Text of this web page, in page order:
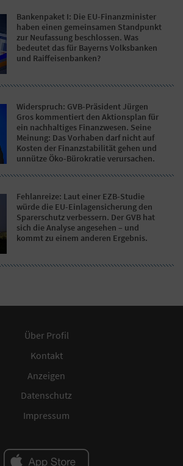
Bankenpaket I: Die EU-Finanzminister
haben einen gemeinsamen Standpunkt
zur Neufassung beschlossen. Was
bedeutet das für Bayerns Volksbanken
und Raiffeisenbanken?
Widerspruch: GVB-Präsident Jürgen
Gros kommentiert den Aktionsplan für
ein nachhaltiges Finanzwesen. Seine
Meinung: Das Vorhaben darf nicht auf
Kosten der Finanzstabilität gehen und
unnütze Öko-Bürokratie verursachen.
Fehlanreize: Laut einer EZB-Studie
würde die EU-Einlagensicherung den
Sparerschutz verbessern. Der GVB hat
sich die Analyse angesehen – und
kommt zu einem anderen Ergebnis.
Über Profil
Kontakt
Anzeigen
Datenschutz
Impressum